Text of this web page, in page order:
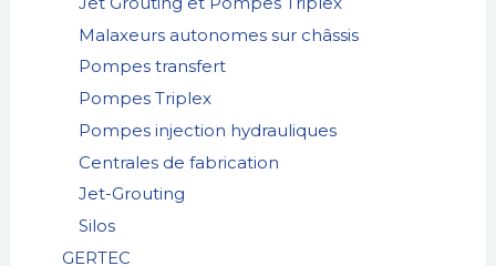
Malaxeurs autonomes sur châssis
Pompes transfert
Pompes Triplex
Pompes injection hydrauliques
Centrales de fabrication
Jet-Grouting
Silos
GERTEC